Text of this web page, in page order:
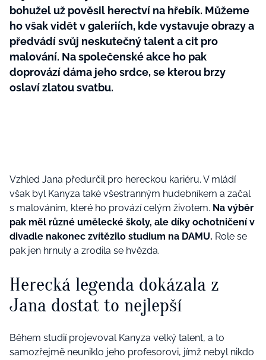
bohužel už pověsil herectví na hřebík. Můžeme
ho však vidět v galeriích, kde vystavuje obrazy a
předvádí svůj neskutečný talent a cit pro
malování. Na společenské akce ho pak
doprovází dáma jeho srdce, se kterou brzy
oslaví zlatou svatbu.
Vzhled Jana předurčil pro hereckou kariéru. V mládí
však byl Kanyza také všestranným hudebníkem a začal
s malováním, které ho provází celým životem. Na výběr
pak měl různé umělecké školy, ale díky ochotničení v
divadle nakonec zvítězilo studium na DAMU. Role se
pak jen hrnuly a zrodila se hvězda.
Herecká legenda dokázala z
Jana dostat to nejlepší
Během studií projevoval Kanyza velký talent, a to
samozřejmě neuniklo jeho profesorovi, jímž nebyl nikdo